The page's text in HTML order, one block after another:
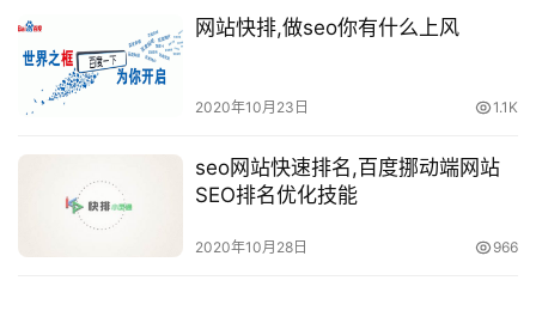
网站快排,做seo你有什么上风
2020年10月23日 1.1K
seo网站快速排名,百度挪动端网站
SEO排名优化技能
2020年10月28日 966